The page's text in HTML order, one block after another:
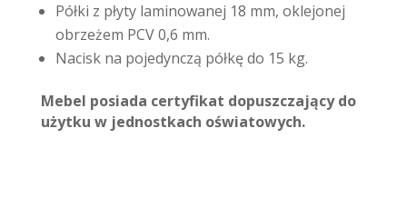
Półki z płyty laminowanej 18 mm, oklejonej
obrzeżem PCV 0,6 mm.
Nacisk na pojedynczą półkę do 15 kg.
Mebel posiada certyfikat dopuszczający do
użytku w jednostkach oświatowych.